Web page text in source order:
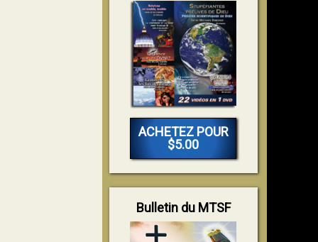
ACHETEZ POUR
$5.00
Bulletin du MTSF